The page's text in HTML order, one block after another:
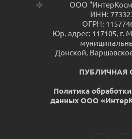
ООО
ИНН:
ОГРН:
Юр. адрес: 117105, г.
Донской,
ПУБЛИЧНАЯ
Политика
данных ООО